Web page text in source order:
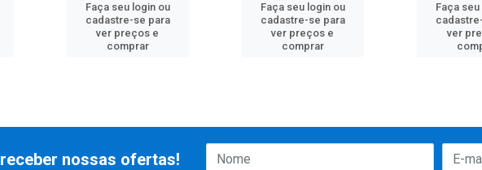
Faça seu login ou
cadastre-se para
ver preços e
comprar
Faça seu login ou
cadastre-se para
ver preços e
comprar
Faça
ver
nossas ofertas!